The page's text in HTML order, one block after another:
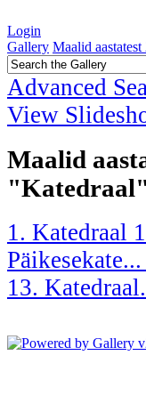
Login
Gallery Maalid
Advanced
View
Maalid
"Katedraal"
1. Katedraal
Päikesekate...
13.